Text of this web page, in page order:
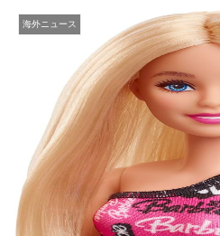
海外ニュース